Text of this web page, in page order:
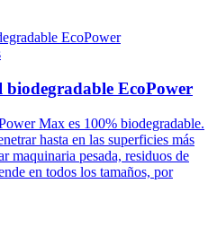
biodegradable EcoPower
Max es 100% biodegradable.
hasta en las superficies más
maquinaria pesada, residuos de
en todos los tamaños, por